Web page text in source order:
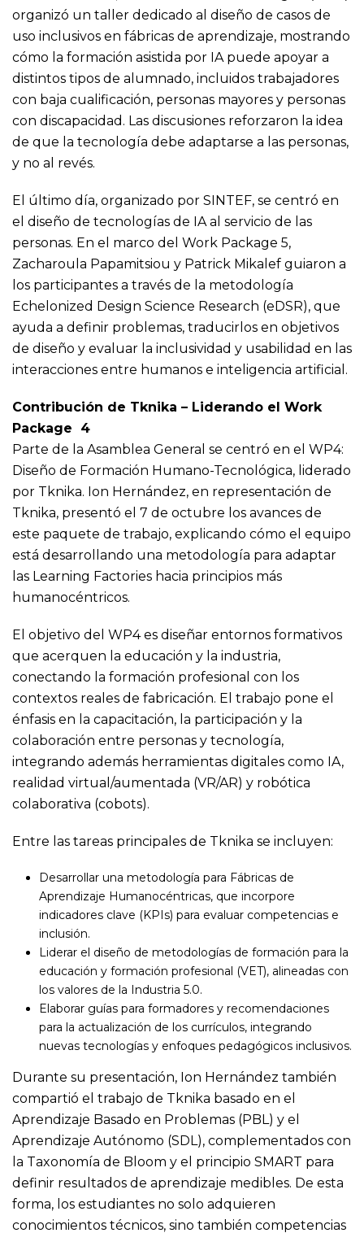
organizó un taller dedicado al diseño de casos de
uso inclusivos en fábricas de aprendizaje, mostrando
cómo la formación asistida por IA puede apoyar a
distintos tipos de alumnado, incluidos trabajadores
con baja cualificación, personas mayores y personas
con discapacidad. Las discusiones reforzaron la idea
de que la tecnología debe adaptarse a las personas,
y no al revés.
El último día, organizado por SINTEF, se centró en
el diseño de tecnologías de IA al servicio de las
personas. En el marco del Work Package 5,
Zacharoula Papamitsiou y Patrick Mikalef guiaron a
los participantes a través de la metodología
Echelonized Design Science Research (eDSR), que
ayuda a definir problemas, traducirlos en objetivos
de diseño y evaluar la inclusividad y usabilidad en las
interacciones entre humanos e inteligencia artificial.
Contribución de Tknika – Liderando el Work
Package 4
Parte de la Asamblea General se centró en el WP4:
Diseño de Formación Humano-Tecnológica, liderado
por Tknika. Ion Hernández, en representación de
Tknika, presentó el 7 de octubre los avances de
este paquete de trabajo, explicando cómo el equipo
está desarrollando una metodología para adaptar
las Learning Factories hacia principios más
humanocéntricos.
El objetivo del WP4 es diseñar entornos formativos
que acerquen la educación y la industria,
conectando la formación profesional con los
contextos reales de fabricación. El trabajo pone el
énfasis en la capacitación, la participación y la
colaboración entre personas y tecnología,
integrando además herramientas digitales como IA,
realidad virtual/aumentada (VR/AR) y robótica
colaborativa (cobots).
Entre las tareas principales de Tknika se incluyen:
Desarrollar una metodología para Fábricas de
Aprendizaje Humanocéntricas, que incorpore
indicadores clave (KPIs) para evaluar competencias e
inclusión.
Liderar el diseño de metodologías de formación para la
educación y formación profesional (VET), alineadas con
los valores de la Industria 5.0.
Elaborar guías para formadores y recomendaciones
para la actualización de los currículos, integrando
nuevas tecnologías y enfoques pedagógicos inclusivos.
Durante su presentación, Ion Hernández también
compartió el trabajo de Tknika basado en el
Aprendizaje Basado en Problemas (PBL) y el
Aprendizaje Autónomo (SDL), complementados con
la Taxonomía de Bloom y el principio SMART para
definir resultados de aprendizaje medibles. De esta
forma, los estudiantes no solo adquieren
conocimientos técnicos, sino también competencias